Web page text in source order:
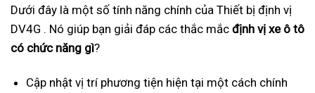
Dưới đây là một số tính năng chính của Thiết bị định vị
DV4G . Nó giúp bạn giải đáp các thắc mắc định vị xe ô tô
có chức năng gì?
Cập nhật vị trí phương tiện hiện tại một cách chính